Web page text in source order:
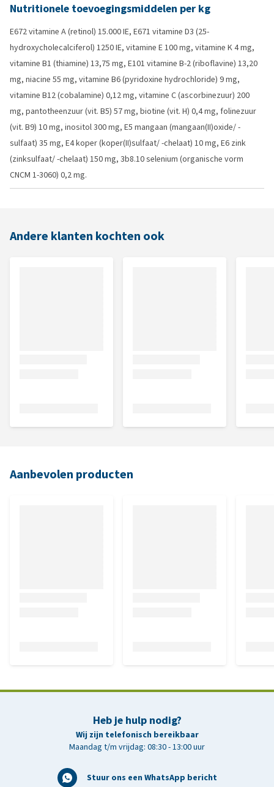
Nutritionele toevoegingsmiddelen per kg
E672 vitamine A (retinol) 15.000 IE, E671 vitamine D3 (25-
hydroxycholecalciferol) 1250 IE, vitamine E 100 mg, vitamine K 4 mg,
vitamine B1 (thiamine) 13,75 mg, E101 vitamine B-2 (riboflavine) 13,20
mg, niacine 55 mg, vitamine B6 (pyridoxine hydrochloride) 9 mg,
vitamine B12 (cobalamine) 0,12 mg, vitamine C (ascorbinezuur) 200
mg, pantotheenzuur (vit. B5) 57 mg, biotine (vit. H) 0,4 mg, folinezuur
(vit. B9) 10 mg, inositol 300 mg, E5 mangaan (mangaan(II)oxide/ -
sulfaat) 35 mg, E4 koper (koper(II)sulfaat/ -chelaat) 10 mg, E6 zink
(zinksulfaat/ -chelaat) 150 mg, 3b8.10 selenium (organische vorm
CNCM 1-3060) 0,2 mg.
Andere klanten kochten ook
Aanbevolen producten
Heb je hulp nodig?
Wij zijn telefonisch bereikbaar
Maandag t/m vrijdag: 08:30 - 13:00 uur
Stuur ons een WhatsApp bericht